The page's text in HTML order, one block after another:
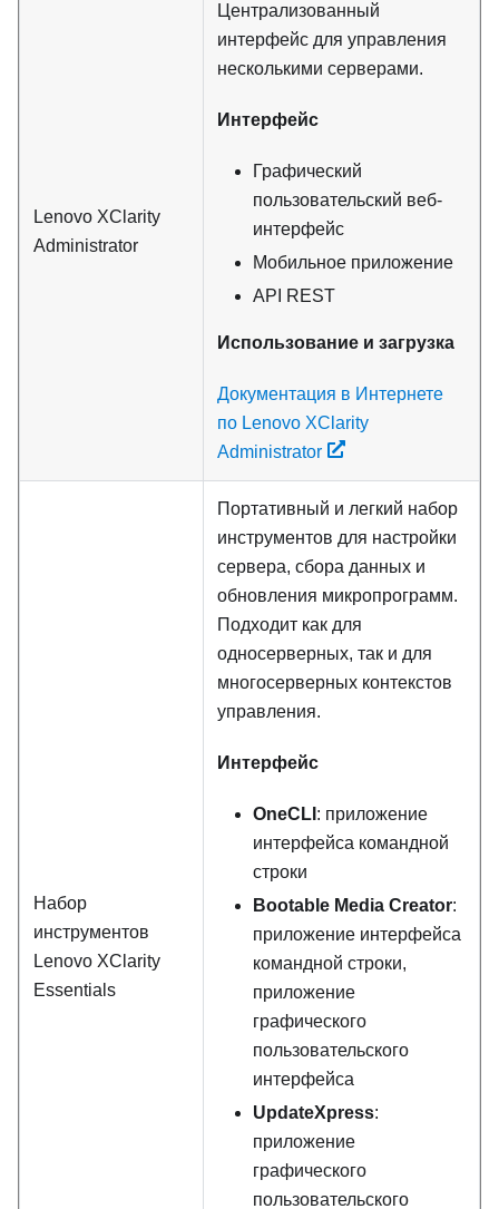
Lenovo XClarity
Administrator
Централизованный
интерфейс для управления
несколькими серверами.
Интерфейс
Графический
пользовательский веб-
интерфейс
Мобильное приложение
API REST
Использование и загрузка
Документация в Интернете
по Lenovo XClarity
Administrator
Набор
инструментов
Lenovo XClarity
Essentials
Портативный и легкий набор
инструментов для настройки
сервера, сбора данных и
обновления микропрограмм.
Подходит как для
односерверных, так и для
многосерверных контекстов
управления.
Интерфейс
OneCLI : приложение
интерфейса командной
строки
Bootable Media Creator:
приложение интерфейса
командной строки,
приложение
графического
пользовательского
интерфейса
UpdateXpress:
приложение
графического
пользовательского